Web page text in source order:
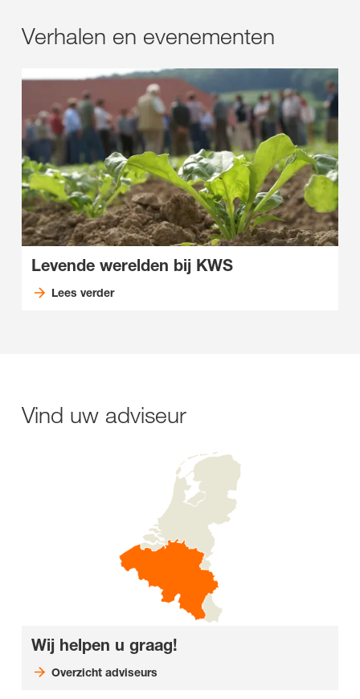
Verhalen en evenementen
Levende werelden bij KWS
Lees verder
Vind uw adviseur
Wij helpen u graag!
Overzicht adviseurs